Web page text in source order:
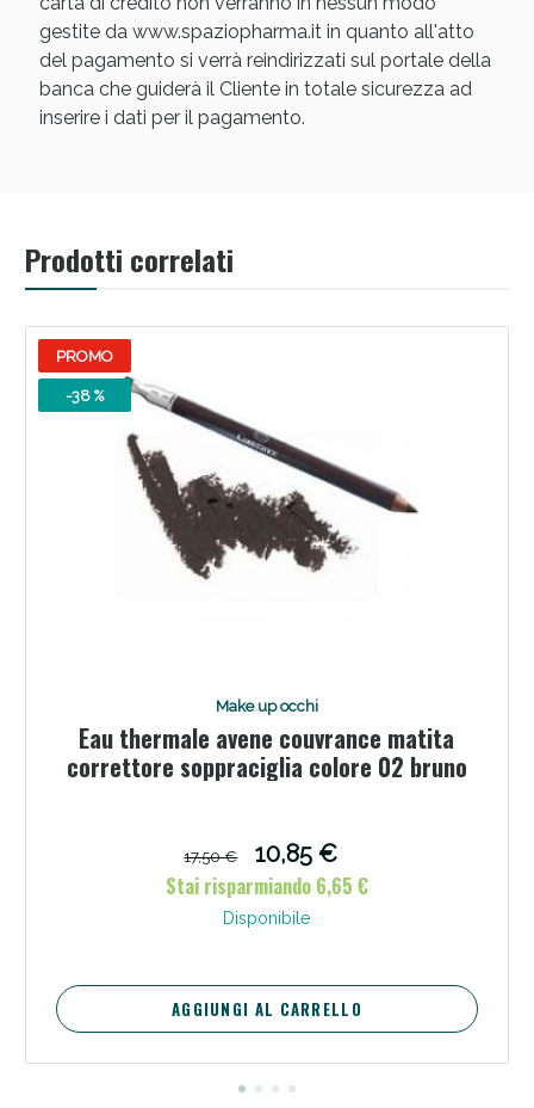
gestite da www.spaziopharma.it in quanto all'atto
del pagamento si verrà reindirizzati sul portale della
banca che guiderà il Cliente in totale sicurezza ad
inserire i dati per il pagamento.
Prodotti correlati
PROMO
-38 %
Make up occhi
Eau thermale avene couvrance matita
correttore soppraciglia colore 02 bruno
17,50 €
10,85 €
Stai risparmiando 6,65 €
Disponibile
AGGIUNGI AL CARRELLO